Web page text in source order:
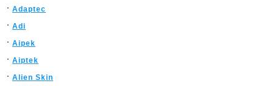
Adaptec
Adi
Aipek
Aiptek
Alien Skin